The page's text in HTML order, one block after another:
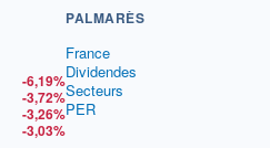
-6,19%
-3,72%
-3,26%
-3,03%
PALMARÈS
France
Dividendes
Secteurs
PER